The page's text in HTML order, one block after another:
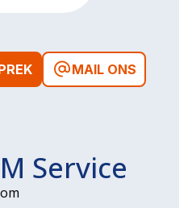
MAIL ONS
Service